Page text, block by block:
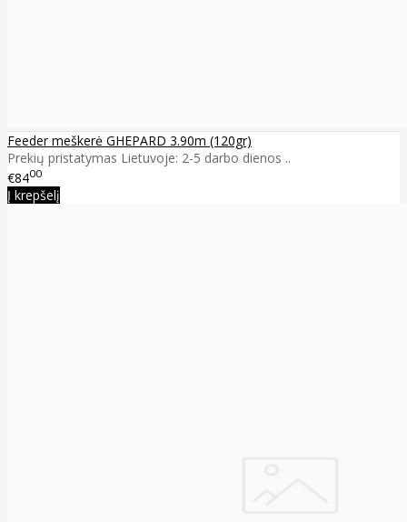
Feeder meškerė GHEPARD 3.90m (120gr)
Prekių pristatymas Lietuvoje: 2-5 darbo dienos ..
€8400
Į krepšelį